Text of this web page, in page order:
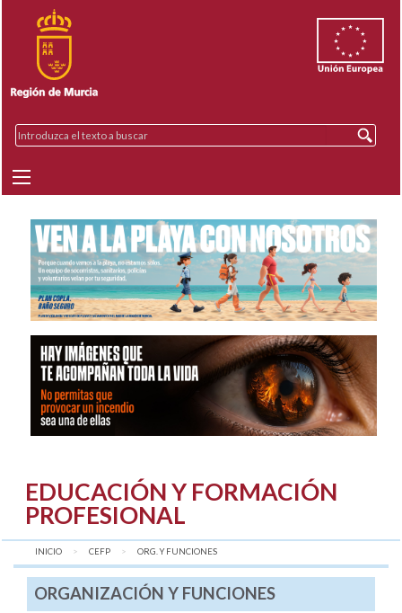
EDUCACIÓN Y FORMACIÓN
PROFESIONAL
INICIO CEFP AQUÍ:
ORG. Y FUNCIONES
ORGANIZACIÓN Y FUNCIONES